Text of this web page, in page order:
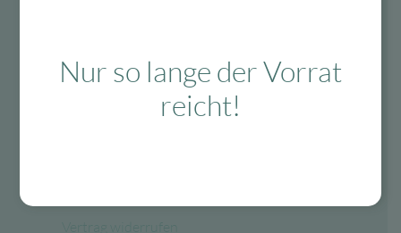
Mo-Fr: 10:00 – 13:00 Uhr
Nur so lange der Vorrat
reicht!